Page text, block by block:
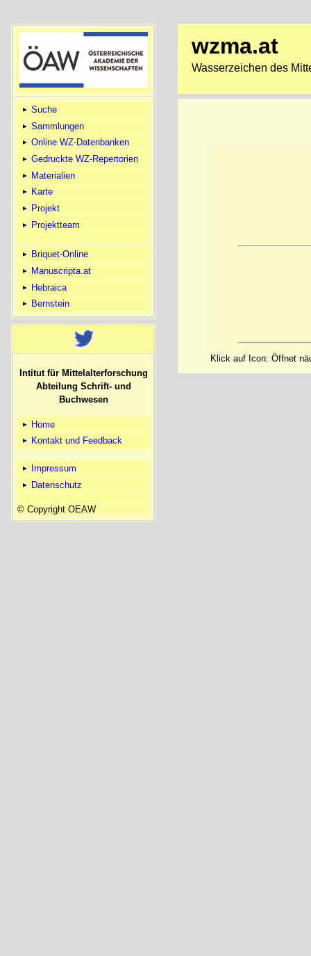
Suche
Sammlungen
Online WZ-Datenbanken
Gedruckte WZ-Repertorien
Materialien
Karte
Projekt
Projektteam
Briquet-Online
Manuscripta.at
Hebraica
Bernstein
Intitut für Mittelalterforschung
Abteilung Schrift- und
Buchwesen
Home
Kontakt und Feedback
Impressum
Datenschutz
© Copyright OEAW
wzma.at
Wasserzeichen des
Klick auf Icon: Öffnet